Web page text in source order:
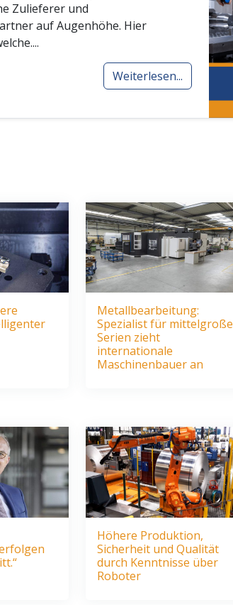
Zulieferer und
auf Augenhöhe. Hier
Weiterlesen...
Metallbearbeitung:
Spezialist für mittelgroße
Serien zieht
internationale
Maschinenbauer an
Höhere Produktion,
Sicherheit und Qualität
durch Kenntnisse über
Roboter